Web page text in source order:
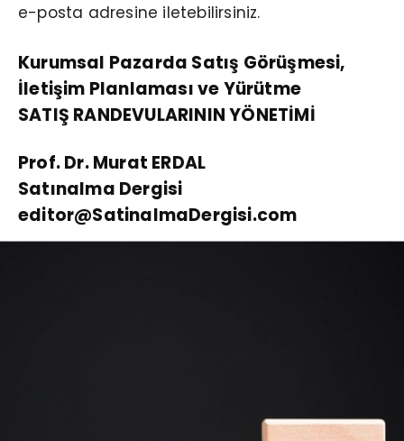
e-posta adresine iletebilirsiniz.
Kurumsal Pazarda Satış Görüşmesi,
İletişim Planlaması ve Yürütme
SATIŞ RANDEVULARININ YÖNETİMİ
Prof. Dr. Murat ERDAL
Satınalma Dergisi
editor@SatinalmaDergisi.com